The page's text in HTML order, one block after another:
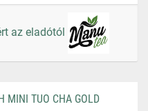
az eladótól
MINI TUO CHA GOLD